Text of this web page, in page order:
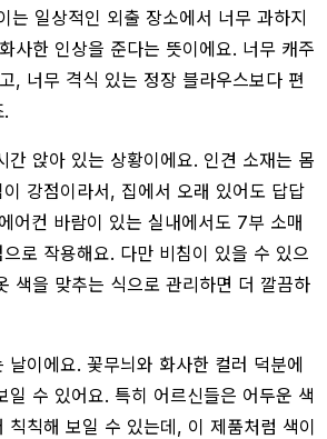
는 일상적인 외출 장소에서 너무 과하지
사한 인상을 준다는 뜻이에요. 너무 캐주
, 너무 격식 있는 정장 블라우스보다 편
간 앉아 있는 상황이에요. 인견 소재는 몸
강점이라서, 집에서 오래 있어도 답답
어컨 바람이 있는 실내에서도 7부 소매
로 작용해요. 다만 비침이 있을 수 있으
색을 맞추는 식으로 관리하면 더 깔끔하
날이에요. 꽃무늬와 화사한 컬러 덕분에
일 수 있어요. 특히 어르신들은 어두운 색
칙칙해 보일 수 있는데, 이 제품처럼 색이